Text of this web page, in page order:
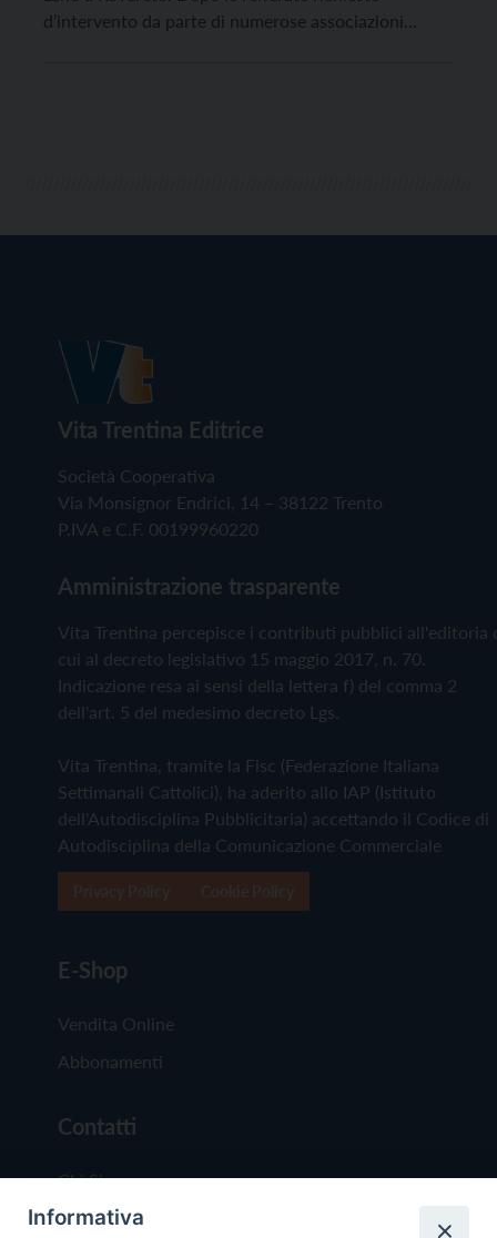
d’intervento da parte di numerose associazioni
Vita Trentina Editrice
Società Cooperativa
Via Monsignor Endrici, 14 – 38122 Trento
P.IVA e C.F. 00199960220
Amministrazione trasparente
Vita Trentina percepisce i contributi pubblici all'editoria
cui al decreto legislativo 15 maggio 2017, n. 70.
Indicazione resa ai sensi della lettera f) del comma 2
dell'art. 5 del medesimo decreto Lgs.
Vita Trentina, tramite la Fisc (Federazione Italiana
Settimanali Cattolici), ha aderito allo IAP (Istituto
dell'Autodisciplina Pubblicitaria) accettando il Codice di
Autodisciplina della Comunicazione Commerciale
E-Shop
Vendita Online
Abbonamenti
Contatti
Chi Siamo
Redazione
Informativa